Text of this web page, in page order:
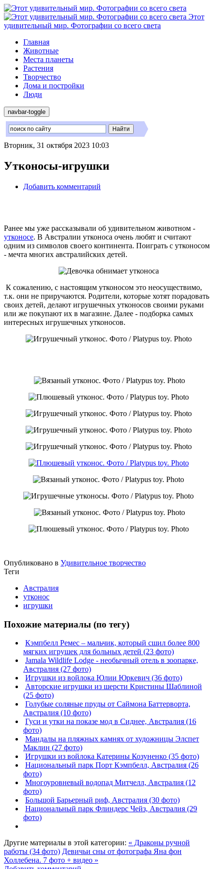
Этот
удивительный мир. Фотографии со всего света
Главная
Животные
Места планеты
Растения
Творчество
Дома и постройки
Люди
navbar-toggle
Вторник, 31 октября 2023 10:03
Утконосы-игрушки
Добавить комментарий
Ранее мы уже рассказывали об удивительном животном -
утконосе. В Австралии утконоса очень любят и считают
одним из символов своего континента. Поиграть с утконосом
- мечта многих австралийских детей.
К сожалению, с настоящим утконосом это неосуществимо,
т.к. они не приручаются. Родители, которые хотят порадовать
своих детей, делают игрушечных утконосов своими руками
или же покупают их в магазине. Далее - подборка самых
интересных игрушечных утконосов.
Опубликовано в Удивительное творчество
Теги
Австралия
утконос
игрушки
Похожие материалы (по тегу)
Кэмпбелл Ремес – мальчик, который сшил более 800
мягких игрушек для больных детей (23 фото)
Jamala Wildlife Lodge - необычный отель в зоопарке,
Австралия (27 фото)
Игрушки из войлока Юлии Юркевич (36 фото)
Авторские игрушки из шерсти Кристины Шаблиной
(25 фото)
Голубые соляные пруды от Саймона Баттерворта,
Австралия (10 фото)
Гуси и утки на показе мод в Сиднее, Австралия (16
фото)
Мандалы на пляжных камнях от художницы Элспет
Маклин (27 фото)
Игрушки из войлока Катерины Козуненко (35 фото)
Национальный парк Порт Кэмпбелл, Австралия (26
фото)
Многоуровневый водопад Митчелл, Австралия (12
фото)
Большой Барьерный риф, Австралия (30 фото)
Национальный парк Флиндерс Чейз, Австралия (29
фото)
Другие материалы в этой категории: « Драконы ручной
работы (34 фото) Девичьи сны от фотографа Яна фон
Холлебена. 7 фото + видео »